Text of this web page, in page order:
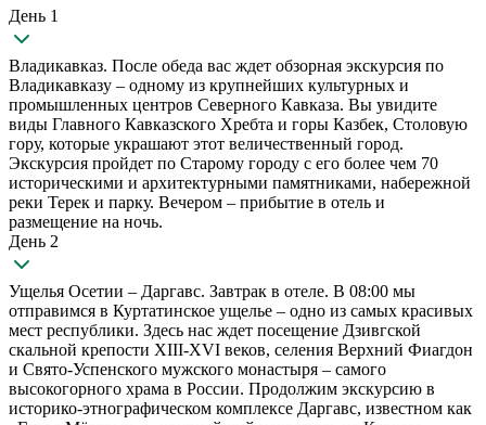
День 1
Владикавказ. После обеда вас ждет обзорная экскурсия по
Владикавказу – одному из крупнейших культурных и
промышленных центров Северного Кавказа. Вы увидите
виды Главного Кавказского Хребта и горы Казбек, Столовую
гору, которые украшают этот величественный город.
Экскурсия пройдет по Старому городу с его более чем 70
историческими и архитектурными памятниками, набережной
реки Терек и парку. Вечером – прибытие в отель и
размещение на ночь.
День 2
Ущелья Осетии – Даргавс. Завтрак в отеле. В 08:00 мы
отправимся в Куртатинское ущелье – одно из самых красивых
мест республики. Здесь нас ждет посещение Дзивгской
скальной крепости XIII-XVI веков, селения Верхний Фиагдон
и Свято-Успенского мужского монастыря – самого
высокогорного храма в России. Продолжим экскурсию в
историко-этнографическом комплексе Даргавс, известном как